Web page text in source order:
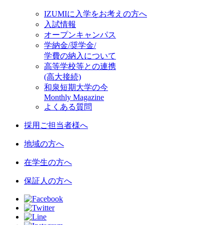
IZUMIに入学をお考えの方へ
入試情報
オープンキャンパス
学納金/奨学金/
学費の納入について
高等学校等との連携
(高大接続)
和泉短期大学の今
Monthly Magazine
よくある質問
採用ご担当者様へ
地域の方へ
在学生の方へ
保証人の方へ